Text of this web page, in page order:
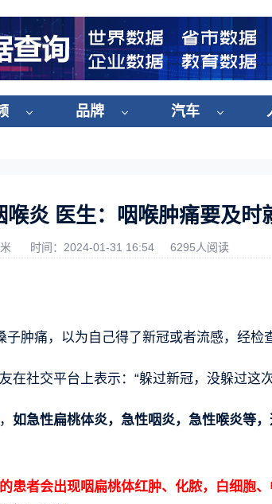
品牌 汽车
炎 医生：咽喉肿痛要及时
时间：2024-01-31 16:54 6295人阅读
肿痛，以为自己得了新冠或者流感，经检查
社交平台上表示：“躲过新冠，没躲过这次
如急性扁桃体炎，急性咽炎，急性喉炎等
患者会出现咽扁桃体红肿、化脓，白细胞